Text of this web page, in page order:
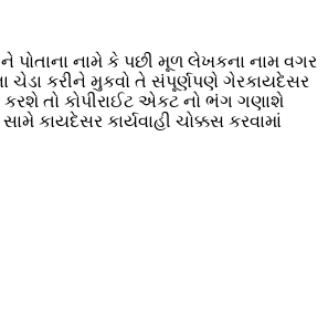
નામે કે પછી મૂળ લેખકના નામ વગર
ચેડા કરીને મુકવો તે સંપૂર્ણપણે ગેરકાયદેસર
તો કોપીરાઈટ એકટ નો ભંગ ગણાશે
કાયદેસર કાર્યવાહી ચોક્કસ કરવામાં